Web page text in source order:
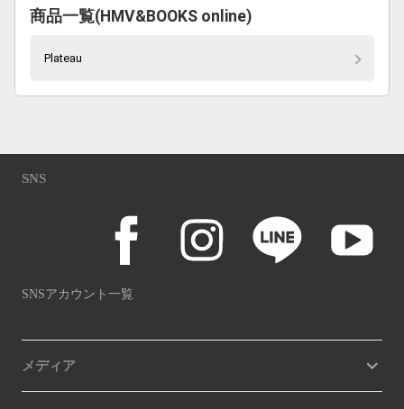
商品一覧(HMV&BOOKS online)
Plateau
SNS
SNSアカウント一覧
メディア